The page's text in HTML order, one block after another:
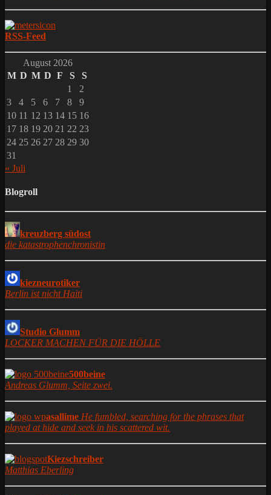
RSS-Feed
August 2026
M D M D F S
S
1
2
3
4 5 6 7 8
9
10 11 12 13 14 15 16
17 18 19 20 21 22 23
24 25 26 27 28 29 30
31
« Juli
Blogroll
kreuzberg südost
die katastrophenchronistin
kiezneurotiker
Berlin ist nicht Haiti
Studio Glumm
LOCKER MACHEN FÜR DIE HÖLLE
500beine
Andreas Glumm, Seite zwei.
asallime He fumbled, searching for the phrases that
played at hide and seek in his scattered wit.
Kiezschreiber
Matthias Eberling